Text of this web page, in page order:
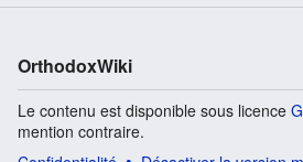
OrthodoxWiki
Le contenu est disponible sous licence
mention contraire.